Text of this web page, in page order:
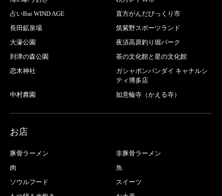
占いBar WIND AGE
直方がんだびっくり市
長田鉱泉場
筑紫野スポーツランド
大濠公園
夜須高原釣り堀パーク
到津の森公園
茶の文化館と星の文化館
恋木神社
ガシャポンバンダイ キャナルシ
ティ博多店
中村農園
如意輪寺（かえる寺）
お店
豚骨ラーメン
非豚骨ラーメン
肉
魚
ソウルフード
スイーツ